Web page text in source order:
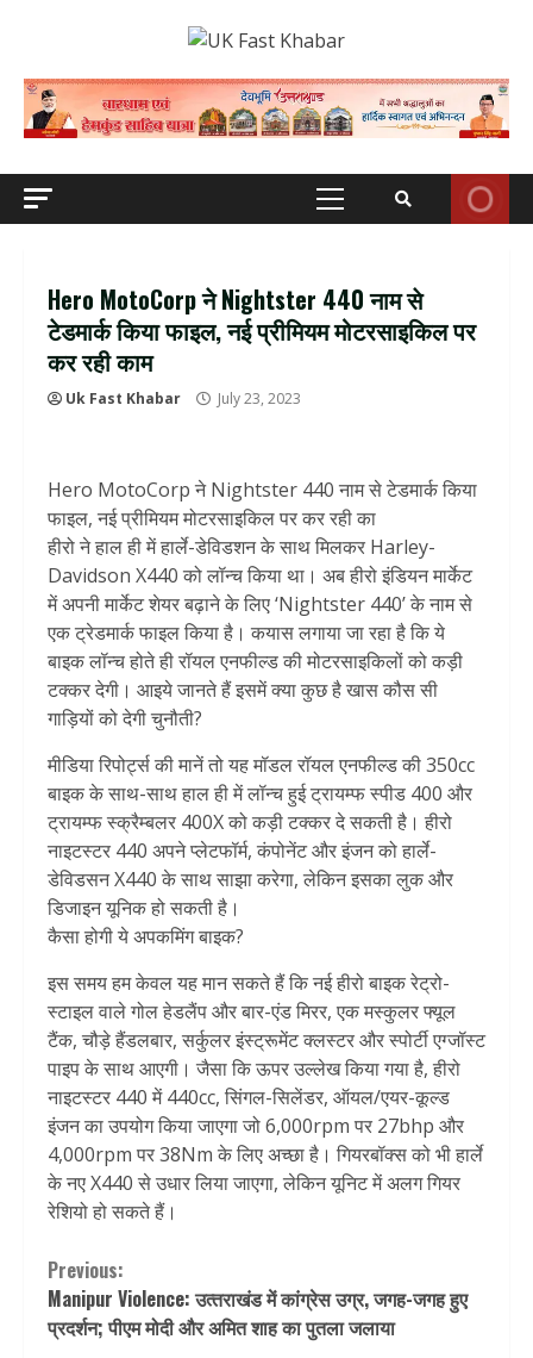
Primary
Hero MotoCorp ने Nightster 440 नाम से
टेडमार्क किया फाइल, नई प्रीमियम मोटरसाइकिल पर
कर रही काम
Uk Fast Khabar July 23, 2023
Hero MotoCorp ने Nightster 440 नाम से टेडमार्क किया
फाइल, नई प्रीमियम मोटरसाइकिल पर कर रही का
हीरो ने हाल ही में हार्ले-डेविडशन के साथ मिलकर Harley-
Davidson X440 को लॉन्च किया था। अब हीरो इंडियन मार्केट
में अपनी मार्केट शेयर बढ़ाने के लिए ‘Nightster 440’ के नाम से
एक ट्रेडमार्क फाइल किया है। कयास लगाया जा रहा है कि ये
बाइक लॉन्च होते ही रॉयल एनफील्ड की मोटरसाइकिलों को कड़ी
टक्कर देगी। आइये जानते हैं इसमें क्या कुछ है खास कौस सी
गाड़ियों को देगी चुनौती?
मीडिया रिपोर्ट्स की मानें तो यह मॉडल रॉयल एनफील्ड की 350cc
बाइक के साथ-साथ हाल ही में लॉन्च हुई ट्रायम्फ स्पीड 400 और
ट्रायम्फ स्क्रैम्बलर 400X को कड़ी टक्कर दे सकती है। हीरो
नाइटस्टर 440 अपने प्लेटफॉर्म, कंपोनेंट और इंजन को हार्ले-
डेविडसन X440 के साथ साझा करेगा, लेकिन इसका लुक और
डिजाइन यूनिक हो सकती है।
कैसा होगी ये अपकमिंग बाइक?
इस समय हम केवल यह मान सकते हैं कि नई हीरो बाइक रेट्रो-
स्टाइल वाले गोल हेडलैंप और बार-एंड मिरर, एक मस्कुलर फ्यूल
टैंक, चौड़े हैंडलबार, सर्कुलर इंस्ट्रूमेंट क्लस्टर और स्पोर्टी एग्जॉस्ट
पाइप के साथ आएगी। जैसा कि ऊपर उल्लेख किया गया है, हीरो
नाइटस्टर 440 में 440cc, सिंगल-सिलेंडर, ऑयल/एयर-कूल्ड
इंजन का उपयोग किया जाएगा जो 6,000rpm पर 27bhp और
4,000rpm पर 38Nm के लिए अच्छा है। गियरबॉक्स को भी हार्ले
के नए X440 से उधार लिया जाएगा, लेकिन यूनिट में अलग गियर
रेशियो हो सकते हैं।
Continue
Reading
Previous:
Manipur Violence: उत्‍तराखंड में कांग्रेस उग्र, जगह-जगह हुए
प्रदर्शन; पीएम मोदी और अमित शाह का पुतला जलाया